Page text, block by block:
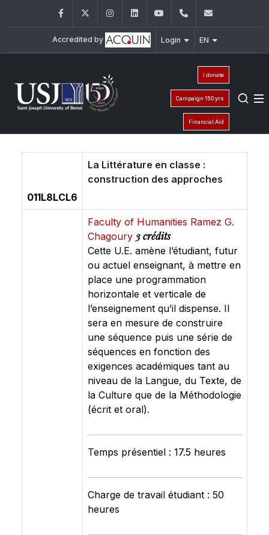
FacebookTwitter InstagramLinkedInYouTube+961 (1) 421 368
Accredited by Login EN
I donate
Campaign 150 yrs
Financial Aid
011L8LCL6
La Littérature en classe :
construction des approches
Faculty of Humanities Ramez G.
Chagoury 3 crédits
Cette U.E. amène l’étudiant, futur
ou actuel enseignant, à mettre en
place une programmation
horizontale et verticale de
l’enseignement qu’il dispense. Il
sera en mesure de construire
une séquence puis une série de
séquences en fonction des
exigences académiques tant au
niveau de la Langue, du Texte, de
la Culture que de la Méthodologie
(écrit et oral).
Temps présentiel : 17.5 heures
Charge de travail étudiant : 50
heures